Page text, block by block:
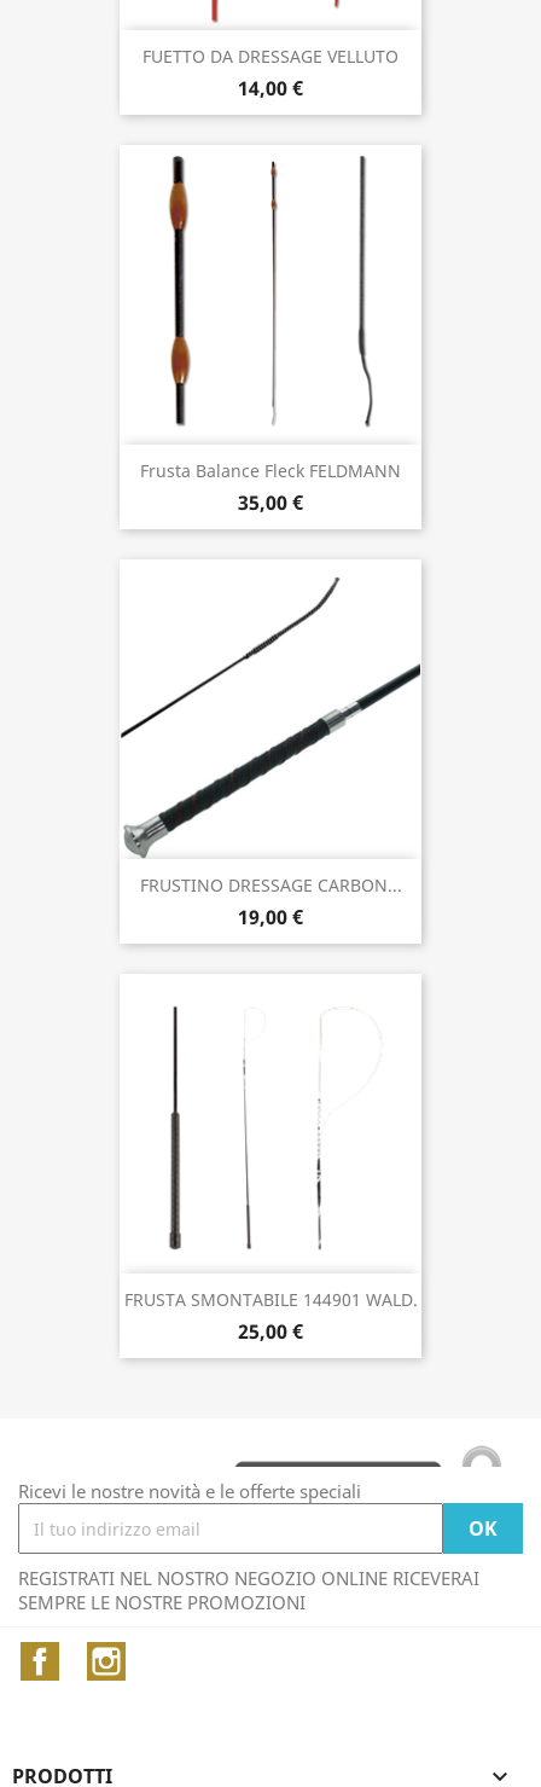
FUETTO DA DRESSAGE VELLUTO
14,00 €
Frusta Balance Fleck FELDMANN
35,00 €
FRUSTINO DRESSAGE CARBON...
19,00 €
FRUSTA SMONTABILE 144901 WALD.
25,00 €
Ricevi le nostre novità e le offerte speciali
REGISTRATI NEL NOSTRO NEGOZIO ONLINE RICEVERAI
SEMPRE LE NOSTRE PROMOZIONI
Facebook
PRODOTTI 